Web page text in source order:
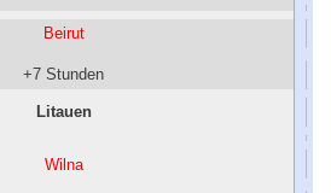
Beirut
+7 Stunden
Litauen
Wilna